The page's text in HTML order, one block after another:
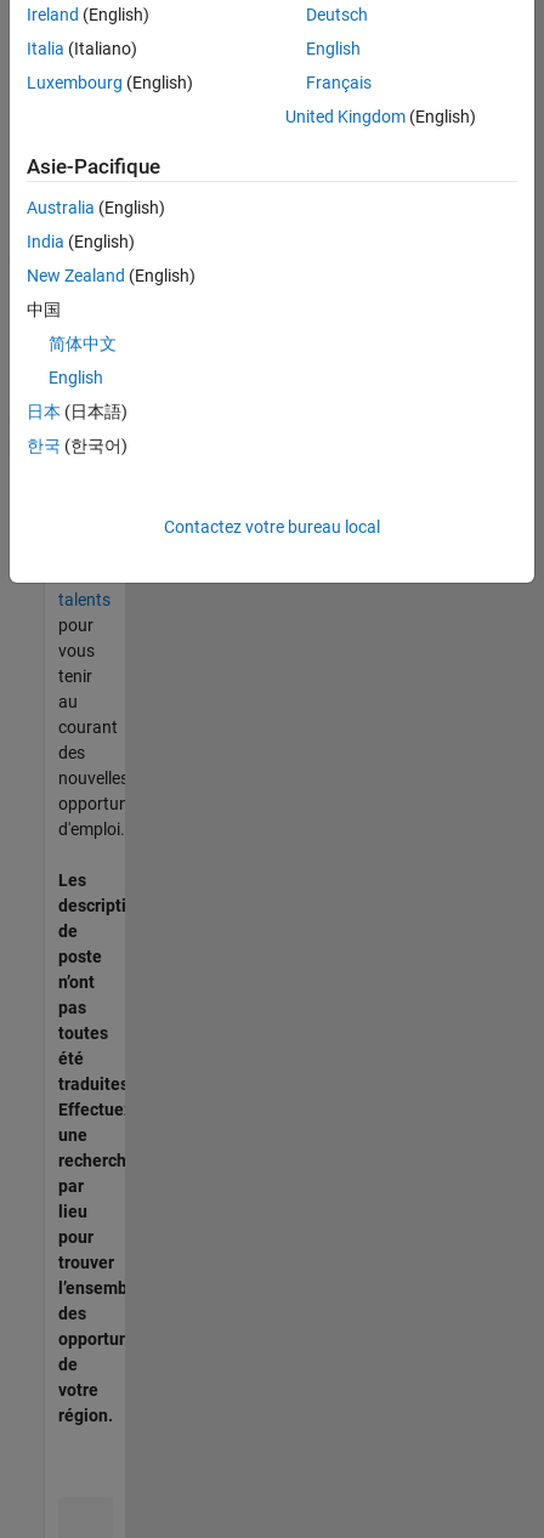
recherche
ou
afficher
l’ensemble
d'emploi.
malgré
tout
vous
trouvez
pas
d'offre
corresponde
à vos
talents
pour
vous
tenir
au
courant
des
nouvelles
opportunités
d'emploi.
Les
descriptions
de
poste
n’ont
pas
toutes
été
traduites.
Effectuez
une
recherche
par
lieu
pour
trouver
l’ensemble
des
opportunités
de
votre
région.
Ireland (English)
Italia (Italiano)
Luxembourg (English)
Deutsch
English
Français
United Kingdom(English)
Asie-Pacifique
Australia (English)
India (English)
New Zealand (English)
中国
简体中文
English
日本 (日本語)
한국 (한국어)
Contactez votre bureau local